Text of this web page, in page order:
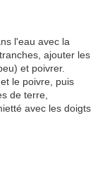
l'eau avec la
ajouter les
et poivrer.
le poivre, puis
de terre,
avec les doigts